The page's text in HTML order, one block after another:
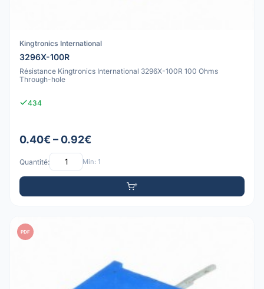
Kingtronics International
3296X-100R
Résistance Kingtronics International 3296X-100R 100 Ohms
Through-hole
434
0.40€ – 0.92€
Quantité: Min: 1
PDF